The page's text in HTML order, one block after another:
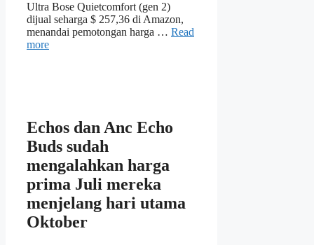
Ultra Bose Quietcomfort (gen 2)
dijual seharga $ 257,36 di Amazon,
menandai pemotongan harga … Read
more
Echos dan Anc Echo
Buds sudah
mengalahkan harga
prima Juli mereka
menjelang hari utama
Oktober